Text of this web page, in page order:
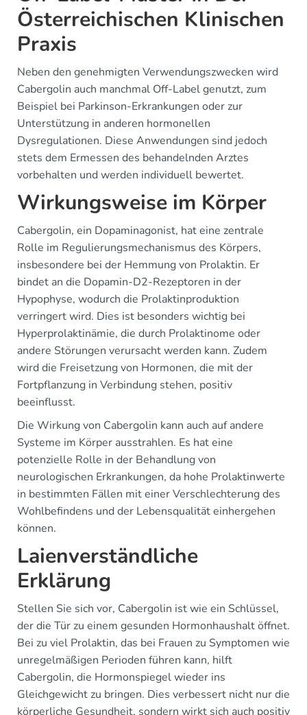
Österreichischen Klinischen
Praxis
Neben den genehmigten Verwendungszwecken wird
Cabergolin auch manchmal Off-Label genutzt, zum
Beispiel bei Parkinson-Erkrankungen oder zur
Unterstützung in anderen hormonellen
Dysregulationen. Diese Anwendungen sind jedoch
stets dem Ermessen des behandelnden Arztes
vorbehalten und werden individuell bewertet.
Wirkungsweise im Körper
Cabergolin, ein Dopaminagonist, hat eine zentrale
Rolle im Regulierungsmechanismus des Körpers,
insbesondere bei der Hemmung von Prolaktin. Er
bindet an die Dopamin-D2-Rezeptoren in der
Hypophyse, wodurch die Prolaktinproduktion
verringert wird. Dies ist besonders wichtig bei
Hyperprolaktinämie, die durch Prolaktinome oder
andere Störungen verursacht werden kann. Zudem
wird die Freisetzung von Hormonen, die mit der
Fortpflanzung in Verbindung stehen, positiv
beeinflusst.
Die Wirkung von Cabergolin kann auch auf andere
Systeme im Körper ausstrahlen. Es hat eine
potenzielle Rolle in der Behandlung von
neurologischen Erkrankungen, da hohe Prolaktinwerte
in bestimmten Fällen mit einer Verschlechterung des
Wohlbefindens und der Lebensqualität einhergehen
können.
Laienverständliche
Erklärung
Stellen Sie sich vor, Cabergolin ist wie ein Schlüssel,
der die Tür zu einem gesunden Hormonhaushalt öffnet.
Bei zu viel Prolaktin, das bei Frauen zu Symptomen wie
unregelmäßigen Perioden führen kann, hilft
Cabergolin, die Hormonspiegel wieder ins
Gleichgewicht zu bringen. Dies verbessert nicht nur die
körperliche Gesundheit, sondern wirkt sich auch positiv